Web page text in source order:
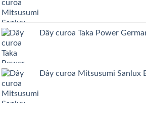
Dây curoa Taka Power
Dây curoa Mitsusumi Sanlux